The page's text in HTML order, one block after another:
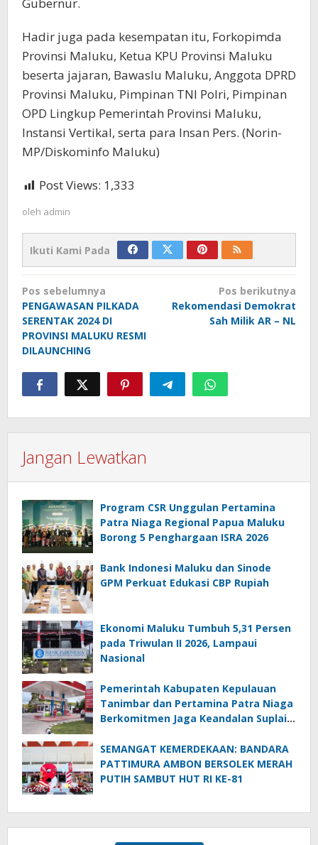
Gubernur.
Hadir juga pada kesempatan itu, Forkopimda
Provinsi Maluku, Ketua KPU Provinsi Maluku
beserta jajaran, Bawaslu Maluku, Anggota DPRD
Provinsi Maluku, Pimpinan TNI Polri, Pimpinan
OPD Lingkup Pemerintah Provinsi Maluku,
Instansi Vertikal, serta para Insan Pers. (Norin-
MP/Diskominfo Maluku)
Post Views: 1,333
oleh admin
Ikuti Kami Pada
Navigasi
pos
Pos sebelumnya
PENGAWASAN PILKADA
SERENTAK 2024 DI
PROVINSI MALUKU RESMI
DILAUNCHING
Pos berikutnya
Rekomendasi Demokrat
Sah Milik AR – NL
Jangan Lewatkan
Program CSR Unggulan Pertamina
Patra Niaga Regional Papua Maluku
Borong 5 Penghargaan ISRA 2026
Bank Indonesi Maluku dan Sinode
GPM Perkuat Edukasi CBP Rupiah
Ekonomi Maluku Tumbuh 5,31 Persen
pada Triwulan II 2026, Lampaui
Nasional
Pemerintah Kabupaten Kepulauan
Tanimbar dan Pertamina Patra Niaga
Berkomitmen Jaga Keandalan Suplai
SEMANGAT KEMERDEKAAN: BANDARA
PATTIMURA AMBON BERSOLEK MERAH
PUTIH SAMBUT HUT RI KE-81